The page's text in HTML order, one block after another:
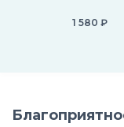
1 580 ₽